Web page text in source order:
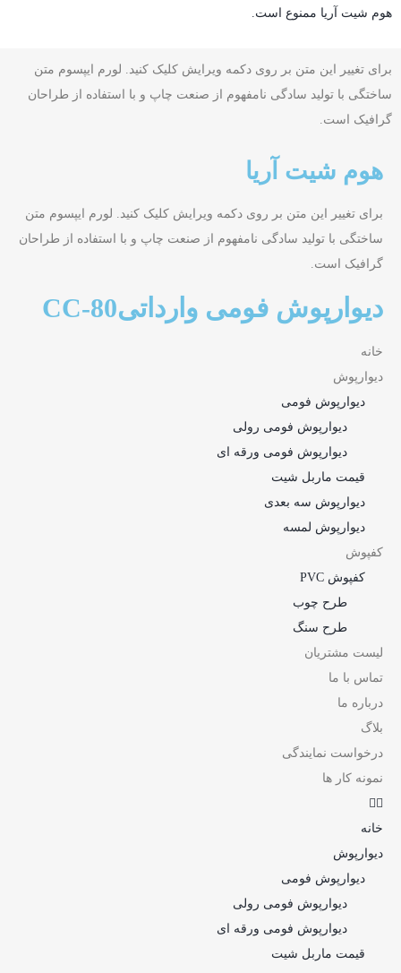
هوم شیت آریا ممنوع است.
برای تغییر این متن بر روی دکمه ویرایش کلیک کنید. لورم ایپسوم متن
ساختگی با تولید سادگی نامفهوم از صنعت چاپ و با استفاده از طراحان
گرافیک است.
هوم شیت آریا
برای تغییر این متن بر روی دکمه ویرایش کلیک کنید. لورم ایپسوم متن
ساختگی با تولید سادگی نامفهوم از صنعت چاپ و با استفاده از طراحان
گرافیک است.
دیوارپوش فومی وارداتیCC-80
خانه
دیوارپوش
دیوارپوش فومی
دیوارپوش فومی رولی
دیوارپوش فومی ورقه ای
قیمت ماربل شیت
دیوارپوش سه بعدی
دیوارپوش لمسه
کفپوش
کفپوش PVC
طرح چوب
طرح سنگ
لیست مشتریان
تماس با ما
درباره ما
بلاگ
درخواست نمایندگی
نمونه کار ها
خانه
دیوارپوش
دیوارپوش فومی
دیوارپوش فومی رولی
دیوارپوش فومی ورقه ای
قیمت ماربل شیت